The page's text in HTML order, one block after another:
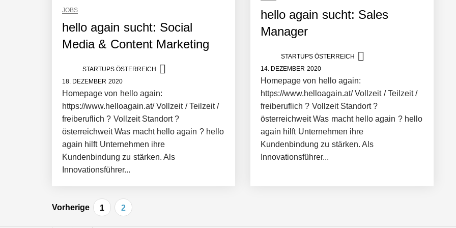
JOBS
hello again sucht: Social
Media & Content Marketing
STARTUPS ÖSTERREICH
18. DEZEMBER 2020
Homepage von hello again:
https://www.helloagain.at/ Vollzeit / Teilzeit /
freiberuflich ? Vollzeit Standort ?
österreichweit Was macht hello again ? hello
again hilft Unternehmen ihre
Kundenbindung zu stärken. Als
Innovationsführer...
hello again sucht: Sales
Manager
STARTUPS ÖSTERREICH
14. DEZEMBER 2020
Homepage von hello again:
https://www.helloagain.at/ Vollzeit / Teilzeit /
freiberuflich ? Vollzeit Standort ?
österreichweit Was macht hello again ? hello
again hilft Unternehmen ihre
Kundenbindung zu stärken. Als
Innovationsführer...
Beitragsnavigation
Vorherige 1 2
Manuel Messner von Mazing
Mazing: Verwandelt statische 2D-Bilder in eine visuelle Symphonie
Büroabenteuer Haas im Employer Portrait